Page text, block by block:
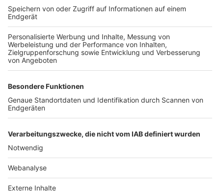
TOP-VEREINE
TOP-PARTNER
Nutzungsbedingungen Datenschutz Impressum